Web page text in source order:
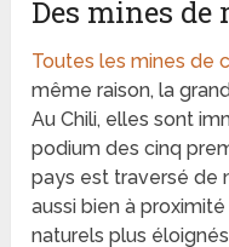
Des mines
Toutes les mines de
même raison, la
Au Chili, elles sont
podium des cinq
pays est traversé de
aussi bien à
naturels plus